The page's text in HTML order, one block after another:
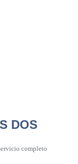
DOS
completo